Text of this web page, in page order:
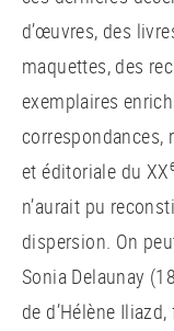
d’œuvres, des
maquettes, des
exemplaires
correspondances,
et éditoriale du XX
n’aurait pu
dispersion. On
Sonia Delaunay
de d’Hélène